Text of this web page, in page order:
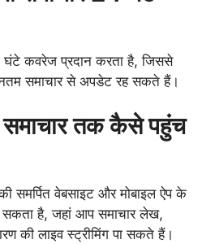
घंटे कवरेज प्रदान करता है, जिससे
समाचार से अपडेट रह सकते हैं।
समाचार तक कैसे पहुंच
समर्पित वेबसाइट और मोबाइल ऐप के
सकता है, जहां आप समाचार लेख,
की लाइव स्ट्रीमिंग पा सकते हैं।